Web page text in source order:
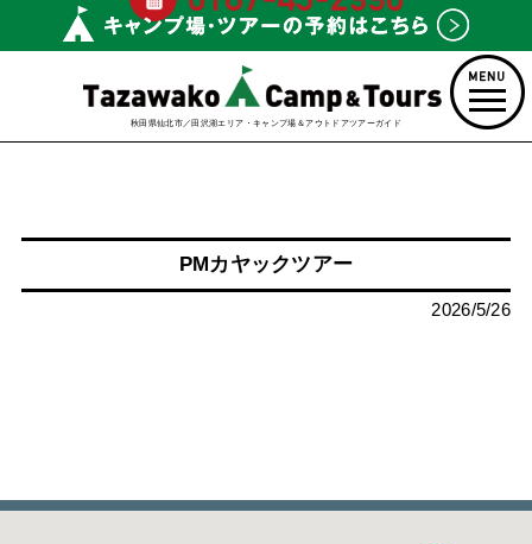
秋田県仙北市／田沢湖エリア・キャンプ場＆アウトドアツアーガイド
PMカヤックツアー
2026/5/26